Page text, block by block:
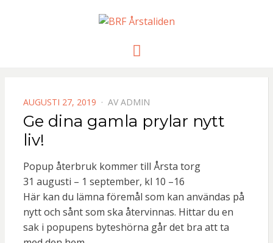
BRF
PUBLICERAD
DEN
AUGUSTI 27, 2019 AV ADMIN
Ge dina gamla prylar nytt
liv!
Popup återbruk kommer till Årsta torg
31 augusti – 1 september, kl 10 –16
Här kan du lämna föremål som kan användas på
nytt och sånt som ska återvinnas. Hittar du en
sak i popupens byteshörna går det bra att ta